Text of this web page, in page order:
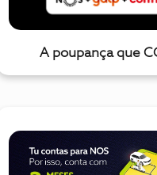
A poupança que